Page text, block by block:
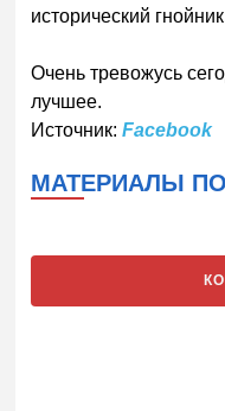
исторический
Очень тревожусь
лучшее.
Источник:Facebook
МАТЕРИАЛЫ